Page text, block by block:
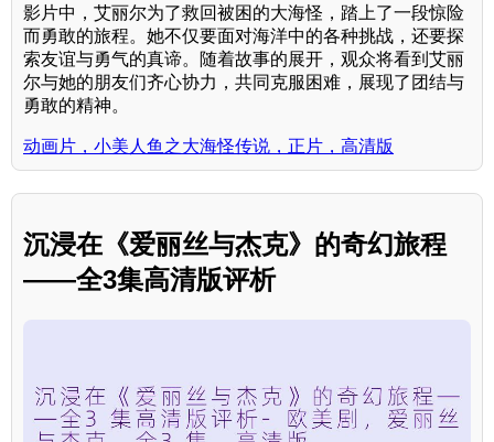
影片中，艾丽尔为了救回被困的大海怪，踏上了一段惊险
而勇敢的旅程。她不仅要面对海洋中的各种挑战，还要探
索友谊与勇气的真谛。随着故事的展开，观众将看到艾丽
尔与她的朋友们齐心协力，共同克服困难，展现了团结与
勇敢的精神。
动画片，小美人鱼之大海怪传说，正片，高清版
沉浸在《爱丽丝与杰克》的奇幻旅程
——全3集高清版评析